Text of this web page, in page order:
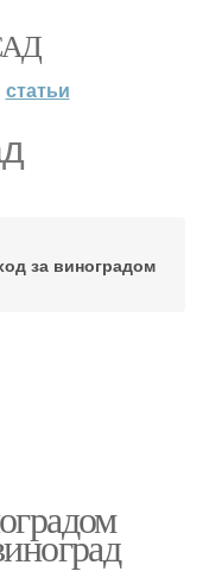
статьи
за виноградом